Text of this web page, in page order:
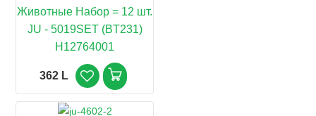
Животные Набор = 12 шт.
JU - 5019SET (BT231)
H12764001
362 L